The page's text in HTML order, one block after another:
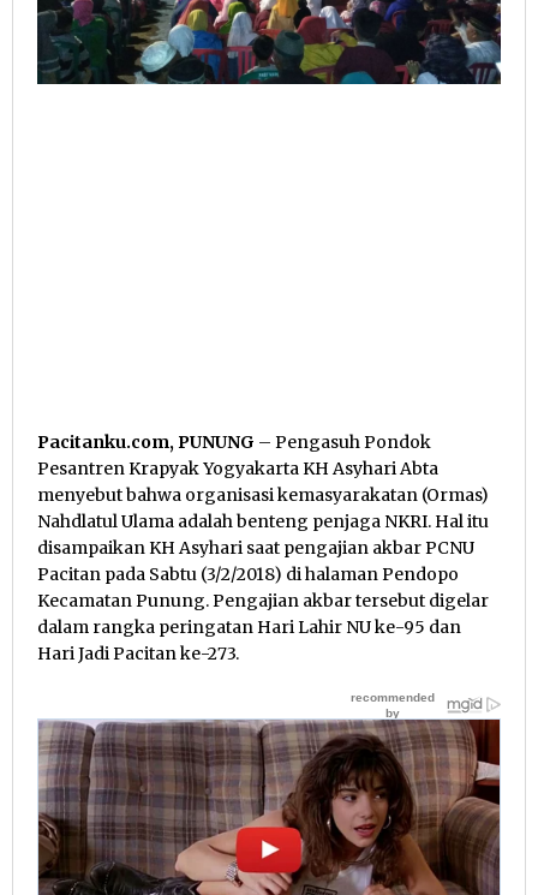
Pacitanku.com, PUNUNG – Pengasuh Pondok
Pesantren Krapyak Yogyakarta KH Asyhari Abta
menyebut bahwa organisasi kemasyarakatan (Ormas)
Nahdlatul Ulama adalah benteng penjaga NKRI. Hal itu
disampaikan KH Asyhari saat pengajian akbar PCNU
Pacitan pada Sabtu (3/2/2018) di halaman Pendopo
Kecamatan Punung. Pengajian akbar tersebut digelar
dalam rangka peringatan Hari Lahir NU ke-95 dan
Hari Jadi Pacitan ke-273.